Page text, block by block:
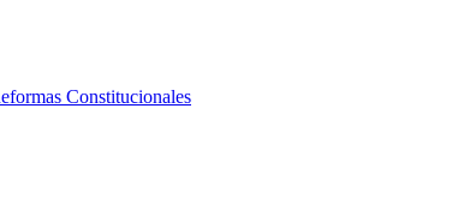
Constitucionales